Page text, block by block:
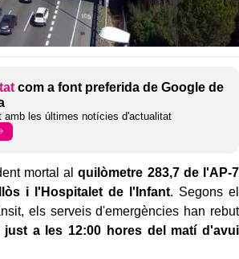
com a font preferida de Google de
amb les últimes notícies d'actualitat
mortal alquilòmetre 283,7 de l'AP-7
i l'Hospitalet de l'Infant. Segons el
els serveis d'emergències han rebut
just a les 12:00 hores del matí d'avui